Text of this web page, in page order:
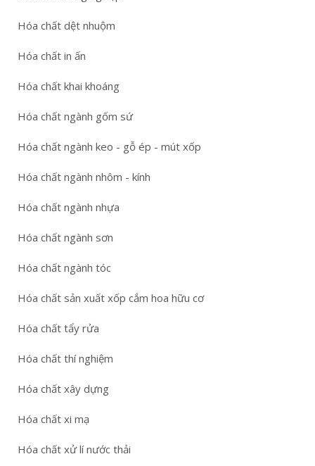
Hóa chất dệt nhuộm
Hóa chất in ấn
Hóa chất khai khoáng
Hóa chất ngành gốm sứ
Hóa chất ngành keo - gỗ ép - mút xốp
Hóa chất ngành nhôm - kính
Hóa chất ngành nhựa
Hóa chất ngành sơn
Hóa chất ngành tóc
Hóa chất sản xuất xốp cắm hoa hữu cơ
Hóa chất tẩy rửa
Hóa chất thí nghiệm
Hóa chất xây dựng
Hóa chất xi mạ
Hóa chất xử lí nước thải